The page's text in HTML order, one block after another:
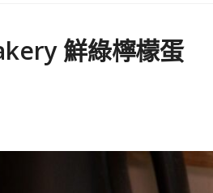
鮮綠檸檬蛋